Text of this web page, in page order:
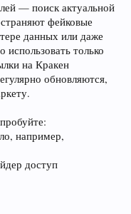
— поиск актуальной
фейковые
данных или даже
только
на Кракен
обновляются,
например,
доступ